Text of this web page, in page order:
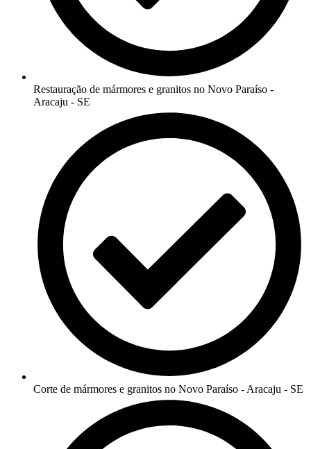
Restauração de mármores e granitos no Novo Paraíso -
Aracaju - SE
Corte de mármores e granitos no Novo Paraíso - Aracaju - SE